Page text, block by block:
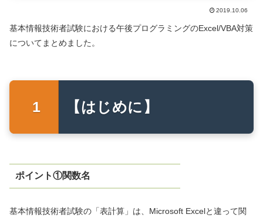
2019.10.06
基本情報技術者試験における午後プログラミングのExcel/VBA対策
についてまとめました。
【はじめに】
ポイント①関数名
基本情報技術者試験の「表計算」は、Microsoft Excelと違って関